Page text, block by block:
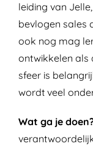
leiding van
bevlogen sales
ook nog mag
ontwikkelen als
sfeer is
wordt veel
Wat ga je